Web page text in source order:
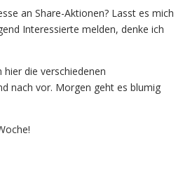
an Share-Aktionen? Lasst es mich
Interessierte melden, denke ich
hier die verschiedenen
nach vor. Morgen geht es blumig